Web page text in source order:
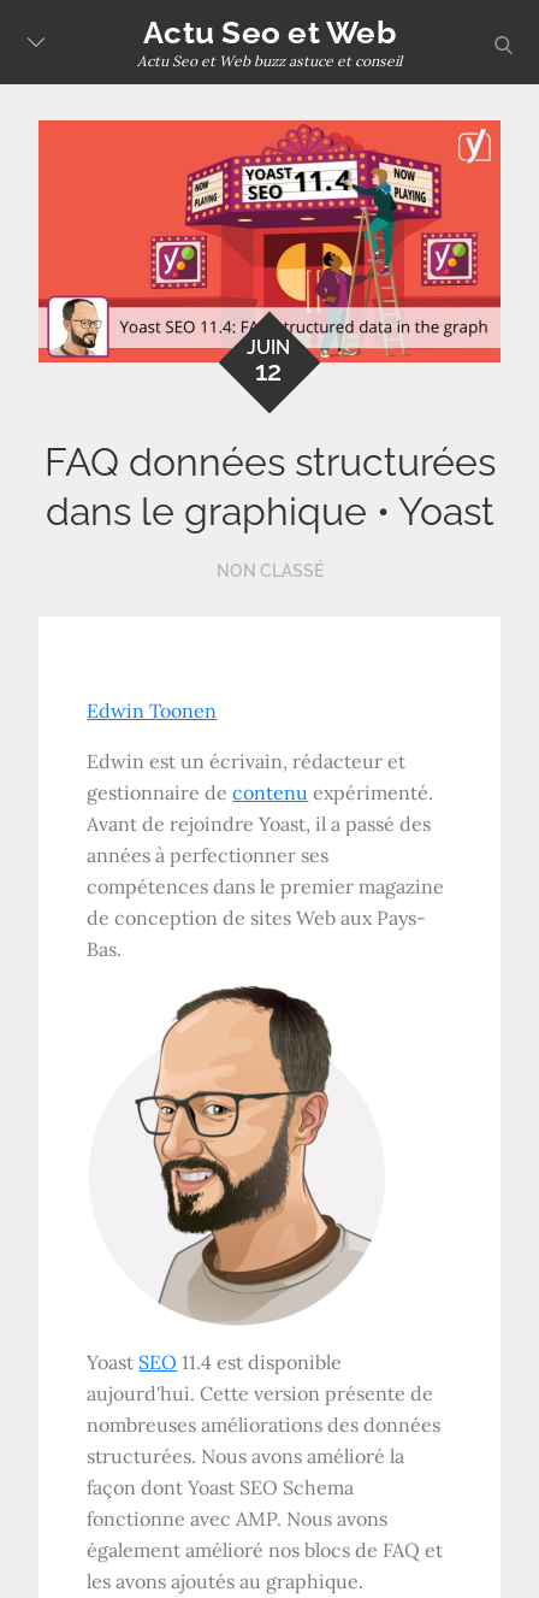
content
Actu Seo et Web
Actu Seo et Web buzz astuce et conseil
JUIN
12
FAQ données structurées
dans le graphique • Yoast
NON CLASSÉ
Edwin Toonen
Edwin est un écrivain, rédacteur et
gestionnaire decontenu expérimenté.
Avant de rejoindre Yoast, il a passé des
années à perfectionner ses
compétences dans le premier magazine
de conception de sites Web aux Pays-
Bas.
Yoast SEO 11.4 est disponible
aujourd'hui. Cette version présente de
nombreuses améliorations des données
structurées. Nous avons amélioré la
façon dont Yoast SEO Schema
fonctionne avec AMP. Nous avons
également amélioré nos blocs de FAQ et
les avons ajoutés au graphique.